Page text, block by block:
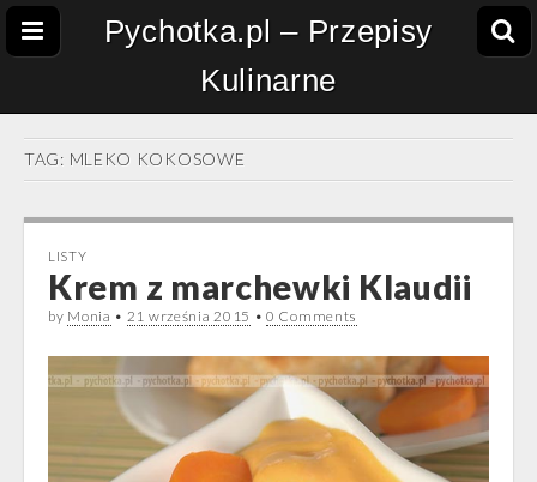
Pychotka.pl – Przepisy
Kulinarne
TAG: MLEKO KOKOSOWE
LISTY
Krem z marchewki Klaudii
by Monia • 21 września 2015 •0 Comments